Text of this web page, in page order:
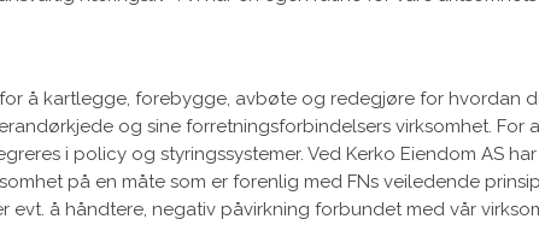
å kartlegge, forebygge, avbøte og redegjøre for hvordan
og sine forretningsforbindelsers virksomhet.
i policy og styringssystemer. Ved Kerko Eiendom AS
på en måte som er forenlig med FNs veiledende
evt. å håndtere, negativ påvirkning forbundet med vår